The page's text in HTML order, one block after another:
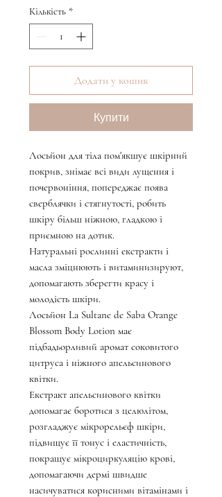
Кількість *
Додати у кошик
Купити
Лосьйон для тіла пом'якшує шкірний
покрив, знімає всі види лущення і
почервоніння, попереджає поява
сверблячки і стягнутості, робить
шкіру більш ніжною, гладкою і
приємною на дотик.
Натуральні рослинні екстракти і
масла зміцнюють і витаминизируют,
допомагають зберегти красу і
молодість шкіри.
Лосьйон La Sultane de Saba Orange
Blossom Body Lotion має
підбадьорливий аромат соковитого
цитруса і ніжного апельсинового
квітки.
Екстракт апельсинового квітки
допомагає боротися з целюлітом,
розгладжує мікрорельєф шкіри,
підвищує її тонус і еластичність,
покращує мікроциркуляцію крові,
допомагаючи дермі швидше
насичуватися корисними вітамінами і